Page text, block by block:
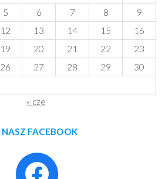
5 6 7 8
9
12 13 14 15
16
19 20 21 22
23
26 27 28 29
30
« cze
NASZ FACEBOOK